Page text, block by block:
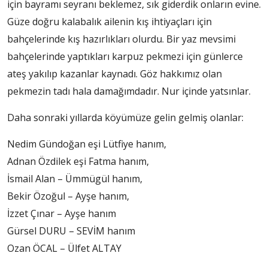
için bayramı seyranı beklemez, sık giderdik onların evine.
Güze doğru kalabalık ailenin kış ihtiyaçları için
bahçelerinde kış hazırlıkları olurdu. Bir yaz mevsimi
bahçelerinde yaptıkları karpuz pekmezi için günlerce
ateş yakılıp kazanlar kaynadı. Göz hakkımız olan
pekmezin tadı hala damağımdadır. Nur içinde yatsınlar.
Daha sonraki yıllarda köyümüze gelin gelmiş olanlar:
Nedim Gündoğan eşi Lütfiye hanım,
Adnan Özdilek eşi Fatma hanım,
İsmail Alan – Ümmügül hanım,
Bekir Özoğul – Ayşe hanım,
İzzet Çınar – Ayşe hanım
Gürsel DURU – SEVİM hanım
Ozan ÖCAL – Ülfet ALTAY